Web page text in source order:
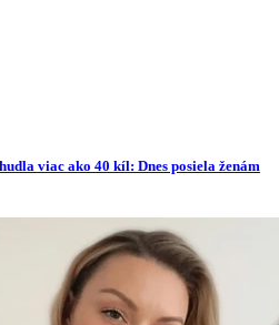
viac ako 40 kíl: Dnes posiela ženám